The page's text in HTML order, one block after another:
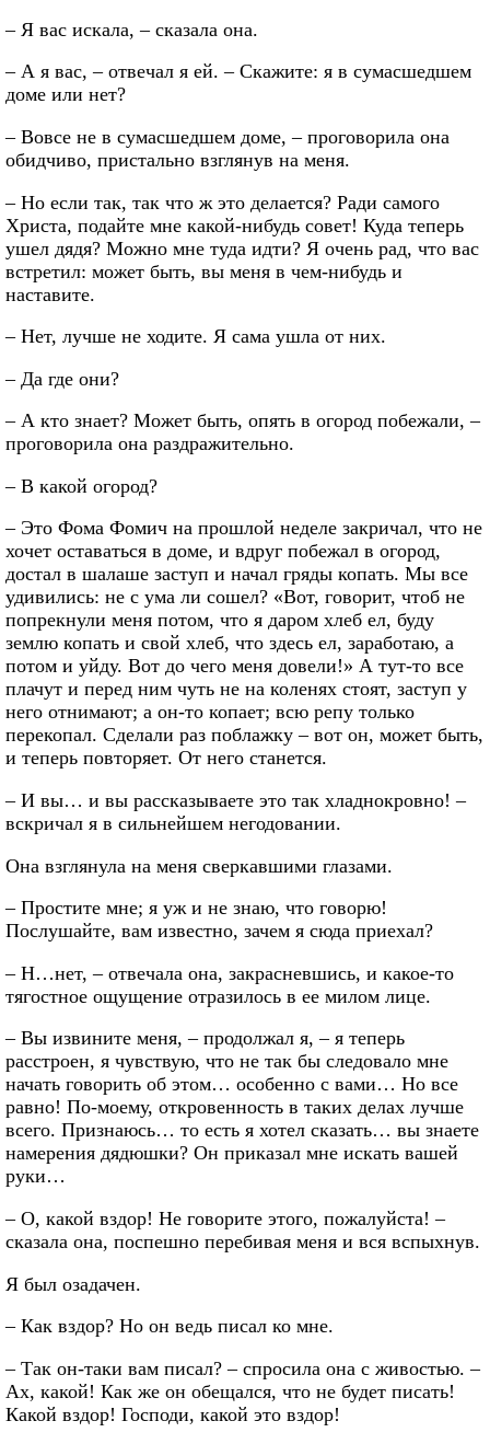
– Я вас искала, – сказала она.
– А я вас, – отвечал я ей. – Скажите: я в сумасшедшем
доме или нет?
– Вовсе не в сумасшедшем доме, – проговорила она
обидчиво, пристально взглянув на меня.
– Но если так, так что ж это делается? Ради самого
Христа, подайте мне какой-нибудь совет! Куда теперь
ушел дядя? Можно мне туда идти? Я очень рад, что вас
встретил: может быть, вы меня в чем-нибудь и
наставите.
– Нет, лучше не ходите. Я сама ушла от них.
– Да где они?
– А кто знает? Может быть, опять в огород побежали, –
проговорила она раздражительно.
– В какой огород?
– Это Фома Фомич на прошлой неделе закричал, что не
хочет оставаться в доме, и вдруг побежал в огород,
достал в шалаше заступ и начал гряды копать. Мы все
удивились: не с ума ли сошел? «Вот, говорит, чтоб не
попрекнули меня потом, что я даром хлеб ел, буду
землю копать и свой хлеб, что здесь ел, заработаю, а
потом и уйду. Вот до чего меня довели!» А тут-то все
плачут и перед ним чуть не на коленях стоят, заступ у
него отнимают; а он-то копает; всю репу только
перекопал. Сделали раз поблажку – вот он, может быть,
и теперь повторяет. От него станется.
– И вы… и вы рассказываете это так хладнокровно! –
вскричал я в сильнейшем негодовании.
Она взглянула на меня сверкавшими глазами.
– Простите мне; я уж и не знаю, что говорю!
Послушайте, вам известно, зачем я сюда приехал?
– Н…нет, – отвечала она, закрасневшись, и какое-то
тягостное ощущение отразилось в ее милом лице.
– Вы извините меня, – продолжал я, – я теперь
расстроен, я чувствую, что не так бы следовало мне
начать говорить об этом… особенно с вами… Но все
равно! По-моему, откровенность в таких делах лучше
всего. Признаюсь… то есть я хотел сказать… вы знаете
намерения дядюшки? Он приказал мне искать вашей
руки…
– О, какой вздор! Не говорите этого, пожалуйста! –
сказала она, поспешно перебивая меня и вся вспыхнув.
Я был озадачен.
– Как вздор? Но он ведь писал ко мне.
– Так он-таки вам писал? – спросила она с живостью. –
Ах, какой! Как же он обещался, что не будет писать!
Какой вздор! Господи, какой это вздор!